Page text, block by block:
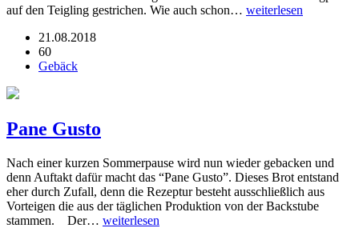
auf den Teigling gestrichen. Wie auch schon… weiterlesen
21.08.2018
60
Gebäck
Pane Gusto
Nach einer kurzen Sommerpause wird nun wieder gebacken und
denn Auftakt dafür macht das “Pane Gusto”. Dieses Brot entstand
eher durch Zufall, denn die Rezeptur besteht ausschließlich aus
Vorteigen die aus der täglichen Produktion von der Backstube
stammen. Der… weiterlesen